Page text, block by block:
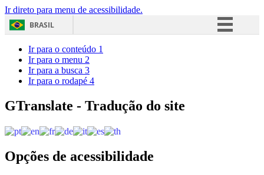
Ir direto para menu de acessibilidade.
BRASIL
Acesso à informação
Ir para o conteúdo 1
Ir para o menu 2
Ir para a busca 3
Ir para o rodapé 4
GTranslate - Tradução do site
Opções de acessibilidade